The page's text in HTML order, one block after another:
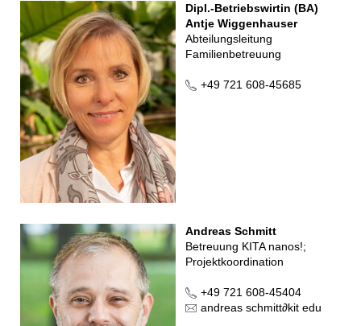
Dipl.-Betriebswirtin (BA)
Antje Wiggenhauser
Abteilungsleitung
Familienbetreuung
+49 721 608-45685
Andreas Schmitt
Betreuung KITA nanos!;
Projektkoordination
+49 721 608-45404
andreas schmitt∂kit edu